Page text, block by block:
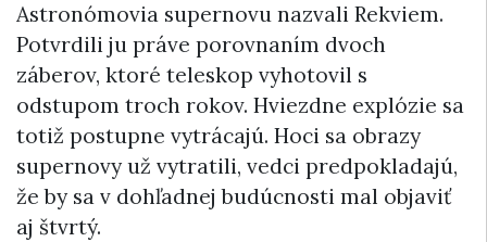
Astronómovia supernovu nazvali Rekviem.
Potvrdili ju práve porovnaním dvoch
záberov, ktoré teleskop vyhotovil s
odstupom troch rokov. Hviezdne explózie sa
totiž postupne vytrácajú. Hoci sa obrazy
supernovy už vytratili, vedci predpokladajú,
že by sa v dohľadnej budúcnosti mal objaviť
aj štvrtý.